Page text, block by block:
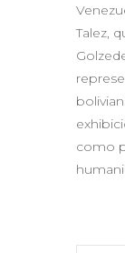
Talez,
como